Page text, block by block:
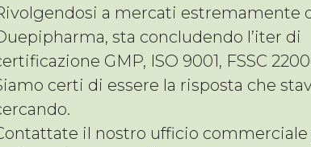
a mercati estremamente
sta concludendo l’iter di
GMP, ISO 9001, FSSC
certi di essere la risposta che
il nostro ufficio commerciale